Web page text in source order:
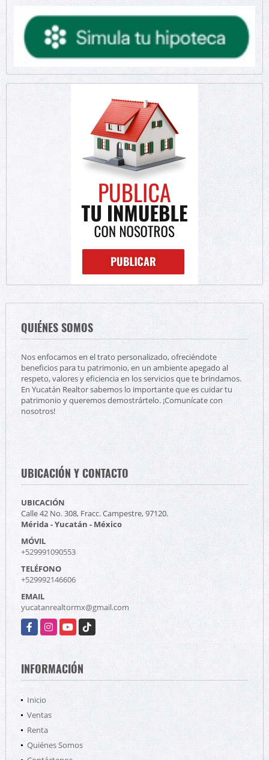
QUIÉNES SOMOS
Nos enfocamos en el trato personalizado, ofreciéndote
beneficios para tu patrimonio, en un ambiente apegado al
respeto, valores y eficiencia en los servicios que te brindamos.
En Yucatán Realtor sabemos lo importante que es cuidar tu
patrimonio y queremos demostrártelo. ¡Comunícate con
nosotros!
UBICACIÓN Y CONTACTO
UBICACIÓN
Calle 42 No. 308, Fracc. Campestre, 97120.
Mérida - Yucatán - México
MÓVIL
+529991090553
TELÉFONO
+529992146606
EMAIL
yucatanrealtormx@gmail.com
FacebookInstagramYouTubeTikTok
INFORMACIÓN
Inicio
Ventas
Renta
Quiénes Somos